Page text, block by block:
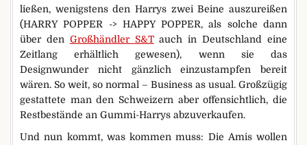
ließen, wenigstens den Harrys zwei Beine auszureißen
(HARRY POPPER -> HAPPY POPPER, als solche dann
über den Großhändler S&Tauch in Deutschland eine
Zeitlang erhältlich gewesen), wenn sie das
Designwunder nicht gänzlich einzustampfen bereit
wären. So weit, so normal – Business as usual. Großzügig
gestattete man den Schweizern aber offensichtlich, die
Restbestände an Gummi-Harrys abzuverkaufen.
Und nun kommt, was kommen muss: Die Amis wollen